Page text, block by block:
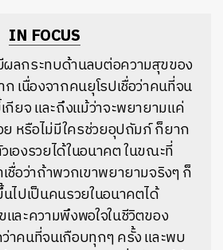
IN FOCUS
ผลกระทบด้านลบต่อความสุขของ
เนื่องจากคนยุโรปเชื่อว่าคนที่จน
กียจ และถึงแม้ว่าจะพยายามแค่
ย หรือไม่มีใครช่วยอุปถัมภ์ ก็ยาก
เองรวยได้ในอนาคต ในขณะที่
ชื่อว่าถ้าพวกเขาพยายามจริงๆ ก็
ไปเป็นคนรวยในอนาคตได้
และความพึงพอใจในชีวิตของ
าคนที่จนเกือบทุกๆ ครั้ง และพบ